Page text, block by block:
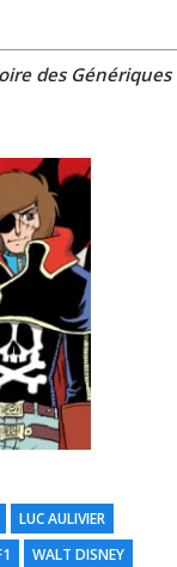
des Génériques
LUC AULIVIER
WALT DISNEY